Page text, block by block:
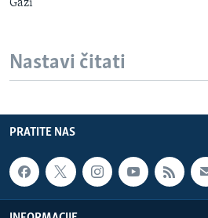
Gazi
Nastavi čitati
PRATITE NAS